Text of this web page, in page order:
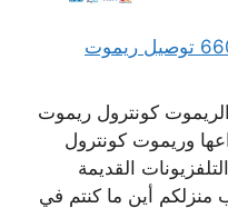
توصيل ريموت للمنزل 66041166 توصيل ريموت
الريموت كونترول ريموت
وريموت كونترول
القديمة
منزلكم أين ما كنتم في